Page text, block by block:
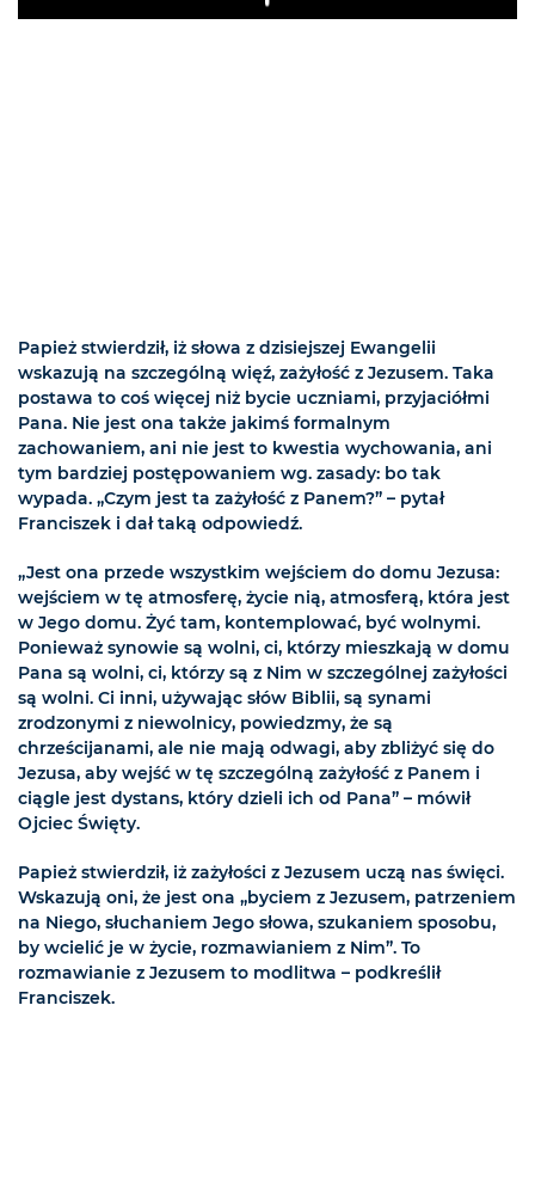
Play
Papież stwierdził, iż słowa z dzisiejszej Ewangelii
wskazują na szczególną więź, zażyłość z Jezusem. Taka
postawa to coś więcej niż bycie uczniami, przyjaciółmi
Pana. Nie jest ona także jakimś formalnym
zachowaniem, ani nie jest to kwestia wychowania, ani
tym bardziej postępowaniem wg. zasady: bo tak
wypada. „Czym jest ta zażyłość z Panem?” – pytał
Franciszek i dał taką odpowiedź.
„Jest ona przede wszystkim wejściem do domu Jezusa:
wejściem w tę atmosferę, życie nią, atmosferą, która jest
w Jego domu. Żyć tam, kontemplować, być wolnymi.
Ponieważ synowie są wolni, ci, którzy mieszkają w domu
Pana są wolni, ci, którzy są z Nim w szczególnej zażyłości
są wolni. Ci inni, używając słów Biblii, są synami
zrodzonymi z niewolnicy, powiedzmy, że są
chrześcijanami, ale nie mają odwagi, aby zbliżyć się do
Jezusa, aby wejść w tę szczególną zażyłość z Panem i
ciągle jest dystans, który dzieli ich od Pana” – mówił
Ojciec Święty.
Papież stwierdził, iż zażyłości z Jezusem uczą nas święci.
Wskazują oni, że jest ona „byciem z Jezusem, patrzeniem
na Niego, słuchaniem Jego słowa, szukaniem sposobu,
by wcielić je w życie, rozmawianiem z Nim”. To
rozmawianie z Jezusem to modlitwa – podkreślił
Franciszek.